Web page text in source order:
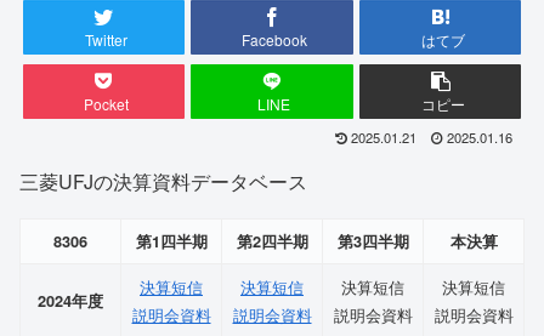
Twitter Facebook はてブ
Pocket LINE コピー
2025.01.21 2025.01.16
三菱UFJの決算資料データベース
8306 第1四半期 第2四半期 第3四半期 本決算
2024年度
決算短信
説明会資料
決算短信
説明会資料
決算短信
説明会資料
決算短信
説明会資料